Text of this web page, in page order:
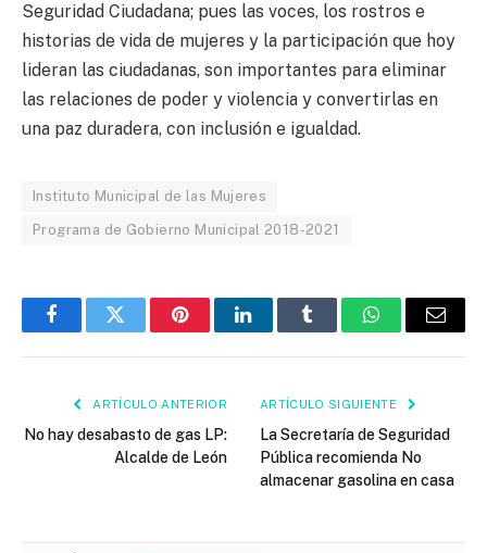
Seguridad Ciudadana; pues las voces, los rostros e
historias de vida de mujeres y la participación que hoy
lideran las ciudadanas, son importantes para eliminar
las relaciones de poder y violencia y convertirlas en
una paz duradera, con inclusión e igualdad.
Instituto Municipal de las Mujeres
Programa de Gobierno Municipal 2018-2021
FacebookTwitter PinterestLinkedInTumblr WhatsAppEmail
ARTÍCULO ANTERIOR
No hay desabasto de gas LP:
Alcalde de León
ARTÍCULO SIGUIENTE
La Secretaría de Seguridad
Pública recomienda No
almacenar gasolina en casa